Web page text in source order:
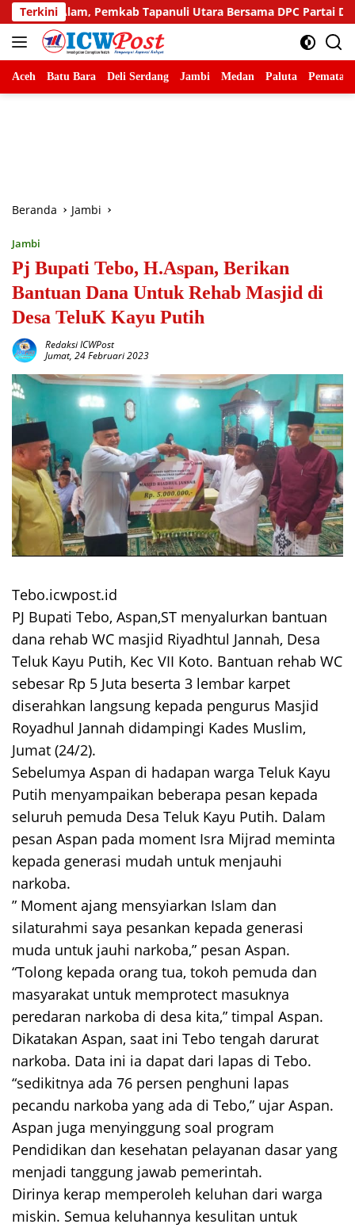
Langsung
ke
konten
Terkini
Tapanuli Utara Bersama DPC Partai Demokrat Gelar Gotong
Aceh Batu Bara Deli Serdang Jambi Medan Paluta
Beranda Jambi
Jambi
Pj Bupati Tebo, H.Aspan, Berikan
Bantuan Dana Untuk Rehab Masjid di
Desa TeluK Kayu Putih
Redaksi ICWPost
Jumat, 24 Februari 2023
Tebo.icwpost.id
PJ Bupati Tebo, Aspan,ST menyalurkan bantuan
dana rehab WC masjid Riyadhtul Jannah, Desa
Teluk Kayu Putih, Kec VII Koto. Bantuan rehab WC
sebesar Rp 5 Juta beserta 3 lembar karpet
diserahkan langsung kepada pengurus Masjid
Royadhul Jannah didampingi Kades Muslim,
Jumat (24/2).
Sebelumya Aspan di hadapan warga Teluk Kayu
Putih menyampaikan beberapa pesan kepada
seluruh pemuda Desa Teluk Kayu Putih. Dalam
pesan Aspan pada moment Isra Mijrad meminta
kepada generasi mudah untuk menjauhi
narkoba.
” Moment ajang mensyiarkan Islam dan
silaturahmi saya pesankan kepada generasi
muda untuk jauhi narkoba,” pesan Aspan.
“Tolong kepada orang tua, tokoh pemuda dan
masyarakat untuk memprotect masuknya
peredaran narkoba di desa kita,” timpal Aspan.
Dikatakan Aspan, saat ini Tebo tengah darurat
narkoba. Data ini ia dapat dari lapas di Tebo.
“sedikitnya ada 76 persen penghuni lapas
pecandu narkoba yang ada di Tebo,” ujar Aspan.
Aspan juga menyinggung soal program
Pendidikan dan kesehatan pelayanan dasar yang
menjadi tanggung jawab pemerintah.
Dirinya kerap memperoleh keluhan dari warga
miskin. Semua keluhannya kesulitan untuk